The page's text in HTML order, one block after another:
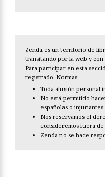
Zenda es un territorio de
transitando por la web y
Para participar en esta
registrado. Normas:
Toda alusión personal
No está permitido
españolas o injuriantes.
Nos reservamos el
consideremos fuera de
Zenda no se hace